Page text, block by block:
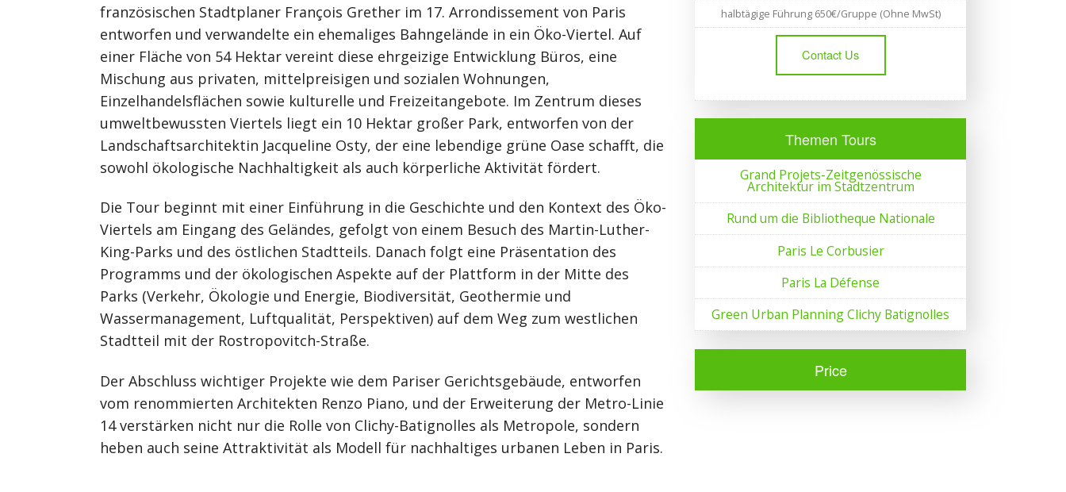
französischen Stadtplaner François Grether im 17. Arrondissement von Paris
entworfen und verwandelte ein ehemaliges Bahngelände in ein Öko-Viertel. Auf
einer Fläche von 54 Hektar vereint diese ehrgeizige Entwicklung Büros, eine
Mischung aus privaten, mittelpreisigen und sozialen Wohnungen,
Einzelhandelsflächen sowie kulturelle und Freizeitangebote. Im Zentrum dieses
umweltbewussten Viertels liegt ein 10 Hektar großer Park, entworfen von der
Landschaftsarchitektin Jacqueline Osty, der eine lebendige grüne Oase schafft, die
sowohl ökologische Nachhaltigkeit als auch körperliche Aktivität fördert.
Die Tour beginnt mit einer Einführung in die Geschichte und den Kontext des Öko-
Viertels am Eingang des Geländes, gefolgt von einem Besuch des Martin-Luther-
King-Parks und des östlichen Stadtteils. Danach folgt eine Präsentation des
Programms und der ökologischen Aspekte auf der Plattform in der Mitte des
Parks (Verkehr, Ökologie und Energie, Biodiversität, Geothermie und
Wassermanagement, Luftqualität, Perspektiven) auf dem Weg zum westlichen
Stadtteil mit der Rostropovitch-Straße.
Der Abschluss wichtiger Projekte wie dem Pariser Gerichtsgebäude, entworfen
vom renommierten Architekten Renzo Piano, und der Erweiterung der Metro-Linie
14 verstärken nicht nur die Rolle von Clichy-Batignolles als Metropole, sondern
heben auch seine Attraktivität als Modell für nachhaltiges urbanen Leben in Paris.
halbtägige Führung 650€/Gruppe (Ohne MwSt)
Contact Us
Themen Tours
Grand Projets-Zeitgenössische
Architektur im Stadtzentrum
Rund um die Bibliotheque Nationale
Paris Le Corbusier
Paris La Défense
Green Urban Planning Clichy Batignolles
Price